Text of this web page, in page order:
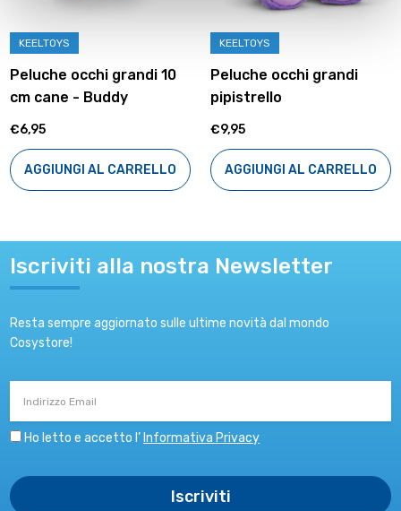
KEELTOYS
Peluche occhi grandi 10
cm cane - Buddy
€6,95
AGGIUNGI AL CARRELLO
KEELTOYS
Peluche occhi grandi
pipistrello
€9,95
AGGIUNGI AL CARRELLO
Iscriviti alla nostra Newsletter
Resta sempre aggiornato sulle ultime novità dal mondo
Cosystore!
Ho letto e accetto l’ Informativa Privacy